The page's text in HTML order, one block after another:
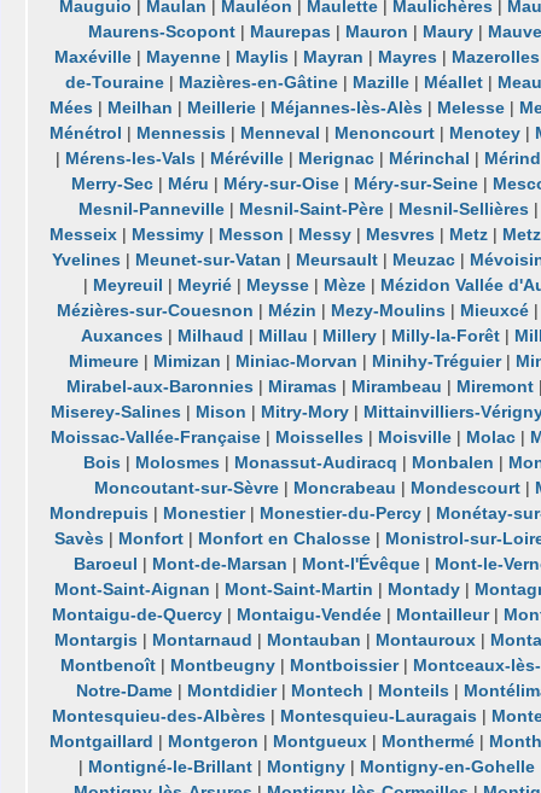
Mauguio | Maulan | Mauléon | Maulette| Maulichères|
Maurens-Scopont| Maurepas| Mauron | Maury|
Maxéville | Mayenne | Maylis | Mayran | Mayres | Mazerolles
de-Touraine| Mazières-en-Gâtine| Mazille| Méallet|
Mées | Meilhan | Meillerie | Méjannes-lès-Alès | Melesse |
Ménétrol | Mennessis | Menneval | Menoncourt | Menotey |
| Mérens-les-Vals | Méréville | Merignac | Mérinchal |
Merry-Sec | Méru | Méry-sur-Oise | Méry-sur-Seine |
Mesnil-Panneville| Mesnil-Saint-Père| Mesnil-Sellières
Messeix| Messimy| Messon | Messy| Mesvres| Metz|
Yvelines| Meunet-sur-Vatan | Meursault| Meuzac|
| Meyreuil | Meyrié | Meysse | Mèze | Mézidon Vallée
Mézières-sur-Couesnon | Mézin | Mezy-Moulins | Mieuxcé
Auxances| Milhaud | Millau | Millery| Milly-la-Forêt|
Mimeure| Mimizan | Miniac-Morvan | Minihy-Tréguier|
Mirabel-aux-Baronnies | Miramas| Mirambeau | Miremont
Miserey-Salines | Mison | Mitry-Mory | Mittainvilliers-
Moissac-Vallée-Française| Moisselles| Moisville| Molac|
Bois | Molosmes | Monassut-Audiracq | Monbalen |
Moncoutant-sur-Sèvre| Moncrabeau | Mondescourt|
Mondrepuis| Monestier| Monestier-du-Percy| Monétay-
Savès | Monfort | Monfort en Chalosse | Monistrol-sur-
Baroeul | Mont-de-Marsan | Mont-l'Évêque| Mont-le-
Mont-Saint-Aignan | Mont-Saint-Martin | Montady|
Montaigu-de-Quercy | Montaigu-Vendée | Montailleur|
Montargis| Montarnaud | Montauban | Montauroux|
Montbenoît | Montbeugny | Montboissier| Montceaux-
Notre-Dame| Montdidier| Montech | Monteils|
Montesquieu-des-Albères| Montesquieu-Lauragais|
Montgaillard | Montgeron | Montgueux | Monthermé |
| Montigné-le-Brillant| Montigny| Montigny-en-Gohelle